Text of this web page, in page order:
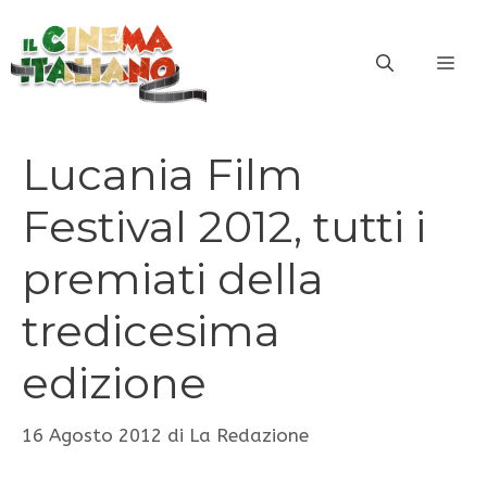
contenuto
Lucania Film
Festival 2012, tutti i
premiati della
tredicesima
edizione
16 Agosto 2012 di La Redazione